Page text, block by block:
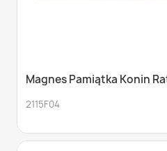
Magnes Pamiątka Konin
2115F04